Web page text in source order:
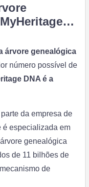
árvore genealógica
número possível de
DNA é a
da empresa de
é especializada em
genealógica
de 11 bilhões de
de